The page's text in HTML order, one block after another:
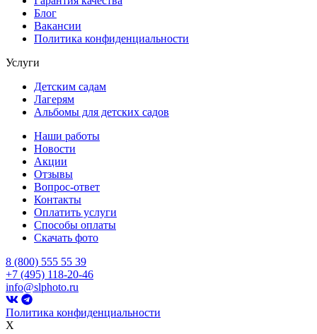
Блог
Вакансии
Политика конфиденциальности
Услуги
Детским садам
Лагерям
Альбомы для детских садов
Наши работы
Новости
Акции
Отзывы
Вопрос-ответ
Контакты
Оплатить услуги
Способы оплаты
Скачать фото
8 (800) 555 55 39
+7 (495) 118-20-46
info@slphoto.ru
Политика конфиденциальности
X